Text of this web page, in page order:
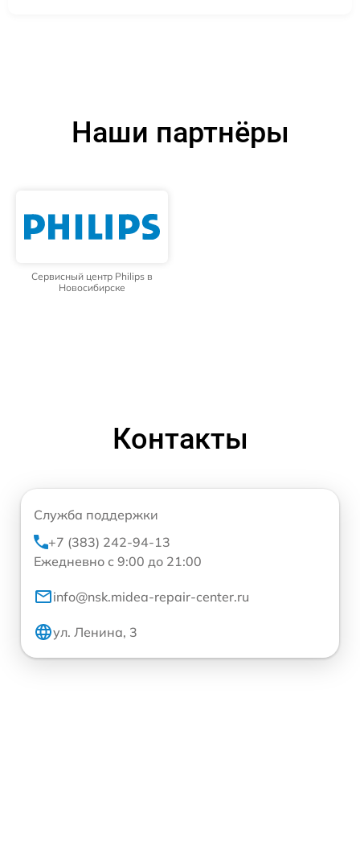
Наши партнёры
Сервисный центр Philips в
Новосибирске
Контакты
Служба поддержки
+7 (383) 242-94-13
Ежедневно с 9:00 до 21:00
info@nsk.midea-repair-center.ru
ул. Ленина, 3